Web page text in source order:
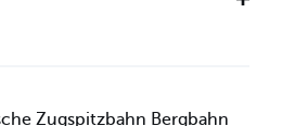
Zugspitzbahn Bergbahn